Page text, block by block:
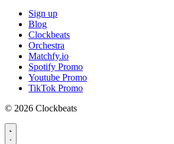
Sign up
Blog
Clockbeats
Orchestra
Matchfy.io
Spotify Promo
Youtube Promo
TikTok Promo
© 2026 Clockbeats